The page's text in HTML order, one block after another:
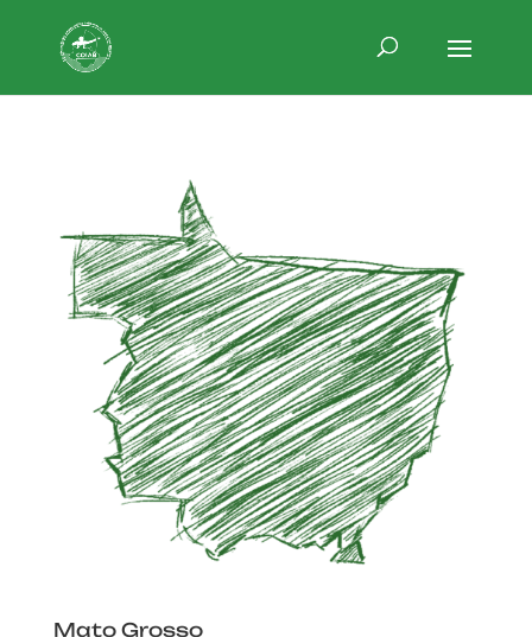
Mato Grosso